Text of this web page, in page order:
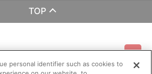
TOP
personal identifier such as cookies to